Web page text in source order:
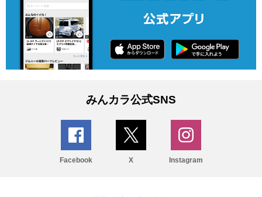
みんカラ公式SNS
Facebook X Instagram